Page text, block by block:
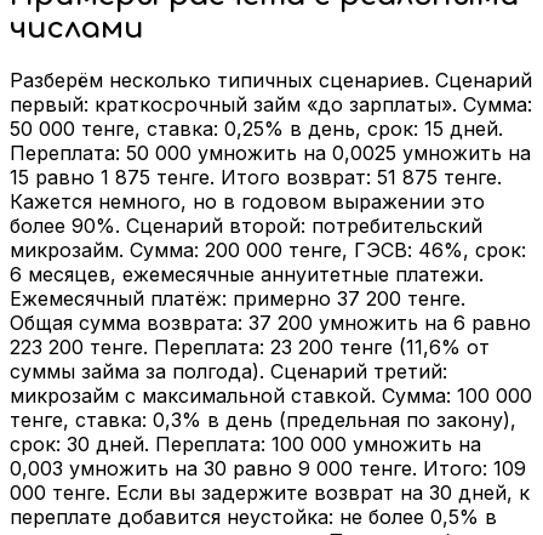
числами
Разберём несколько типичных сценариев. Сценарий
первый: краткосрочный займ «до зарплаты». Сумма:
50 000 тенге, ставка: 0,25% в день, срок: 15 дней.
Переплата: 50 000 умножить на 0,0025 умножить на
15 равно 1 875 тенге. Итого возврат: 51 875 тенге.
Кажется немного, но в годовом выражении это
более 90%. Сценарий второй: потребительский
микрозайм. Сумма: 200 000 тенге, ГЭСВ: 46%, срок:
6 месяцев, ежемесячные аннуитетные платежи.
Ежемесячный платёж: примерно 37 200 тенге.
Общая сумма возврата: 37 200 умножить на 6 равно
223 200 тенге. Переплата: 23 200 тенге (11,6% от
суммы займа за полгода). Сценарий третий:
микрозайм с максимальной ставкой. Сумма: 100 000
тенге, ставка: 0,3% в день (предельная по закону),
срок: 30 дней. Переплата: 100 000 умножить на
0,003 умножить на 30 равно 9 000 тенге. Итого: 109
000 тенге. Если вы задержите возврат на 30 дней, к
переплате добавится неустойка: не более 0,5% в